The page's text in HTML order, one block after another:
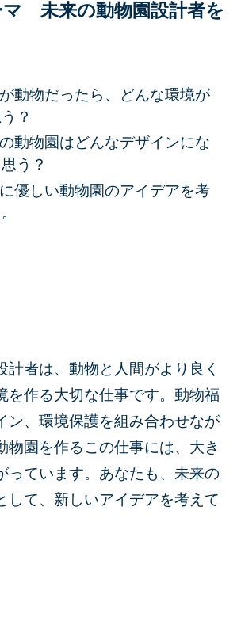
マ 未来の動物園設計者を
動物だったら、どんな環境が
？
動物園はどんなデザインにな
う？
優しい動物園のアイデアを考
計者は、動物と人間がより良く
を作る大切な仕事です。動物福
ン、環境保護を組み合わせなが
物園を作るこの仕事には、大き
っています。あなたも、未来の
して、新しいアイデアを考えて